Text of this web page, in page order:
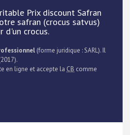
Prix discount Safran
safran (crocus satvus)
d'un crocus.
(forme juridique : SARL). Il
en ligne et accepte la CB comme